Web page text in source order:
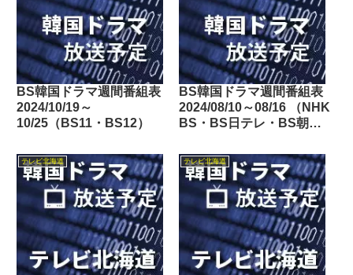
BS韓国ドラマ週間番組表
2024/10/19～
10/25（BS11・BS12）
BS韓国ドラマ週間番組表
2024/08/10～08/16 （NHK
BS・BS日テレ・BS朝
東・BSフジ）
テレビ北海道 テレビ北海道